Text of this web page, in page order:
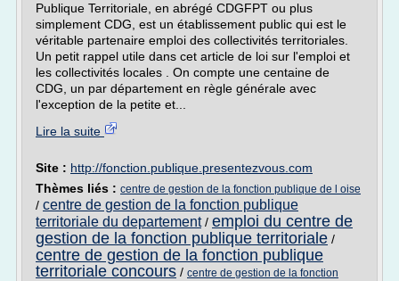
Publique Territoriale, en abrégé CDGFPT ou plus
simplement CDG, est un établissement public qui est le
véritable partenaire emploi des collectivités territoriales.
Un petit rappel utile dans cet article de loi sur l'emploi et
les collectivités locales . On compte une centaine de
CDG, un par département en règle générale avec
l'exception de la petite et...
Lire la suite
Site : http://fonction.publique.presentezvous.com
Thèmes liés : centre de gestion de la fonction publique de l oise
/ centre de gestion de la fonction publique
territoriale du departement/ emploi du centre de
gestion de la fonction publique territoriale /
centre de gestion de la fonction publique
territoriale concours / centre de gestion de la fonction